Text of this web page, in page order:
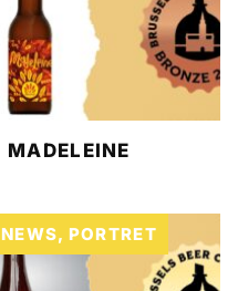
MADELEINE
NEWS, PORTRET